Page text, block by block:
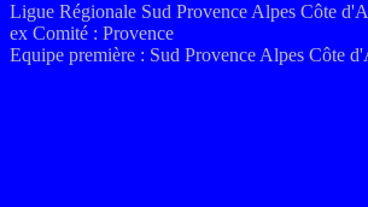
Ligue Régionale Sud Provence Alpes Côte
ex Comité : Provence
Equipe première : Sud Provence Alpes Côte